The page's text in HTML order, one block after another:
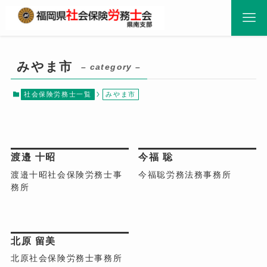
みやま市 – category –
社会保険労務士一覧 みやま市
渡邉 十昭
渡邉十昭社会保険労務士事
務所
今福 聡
今福聡労務法務事務所
北原 留美
北原社会保険労務士事務所